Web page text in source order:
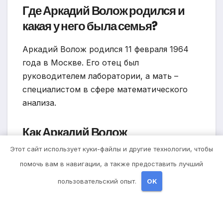
Где Аркадий Волож родился и
какая у него была семья?
Аркадий Волож родился 11 февраля 1964
года в Москве. Его отец был
руководителем лаборатории, а мать –
специалистом в сфере математического
анализа.
Как Аркадий Волож
воспитывался и чему он уделял
внимание в детстве?
В детстве Аркадий Волож уделял много
Этот сайт использует куки-файлы и другие технологии, чтобы
помочь вам в навигации, а также предоставить лучший
пользовательский опыт. OK